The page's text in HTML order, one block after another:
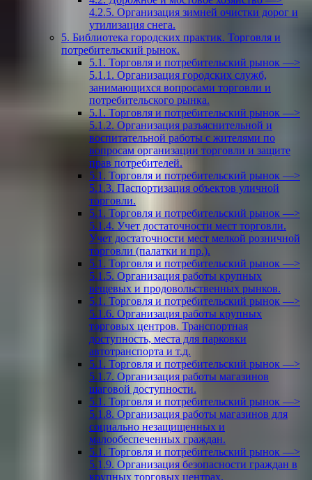
4.2.5. Организация зимней очистки дорог и
утилизация снега.
5. Библиотека городских практик. Торговля и
потребительский рынок.
5.1. Торговля и потребительский рынок —>
5.1.1. Организация городских служб,
занимающихся вопросами торговли и
потребительского рынка.
5.1. Торговля и потребительский рынок —>
5.1.2. Организация разъяснительной и
воспитательной работы с жителями по
вопросам организации торговли и защите
прав потребителей.
5.1. Торговля и потребительский рынок —>
5.1.3. Паспортизация объектов уличной
торговли.
5.1. Торговля и потребительский рынок —>
5.1.4. Учет достаточности мест торговли.
Учет достаточности мест мелкой розничной
торговли (палатки и пр.).
5.1. Торговля и потребительский рынок —>
5.1.5. Организация работы крупных
вещевых и продовольственных рынков.
5.1. Торговля и потребительский рынок —>
5.1.6. Организация работы крупных
торговых центров. Транспортная
доступность, места для парковки
автотранспорта и т.д.
5.1. Торговля и потребительский рынок —>
5.1.7. Организация работы магазинов
шаговой доступности.
5.1. Торговля и потребительский рынок —>
5.1.8. Организация работы магазинов для
социально незащищенных и
малообеспеченных граждан.
5.1. Торговля и потребительский рынок —>
5.1.9. Организация безопасности граждан в
крупных торговых центрах.